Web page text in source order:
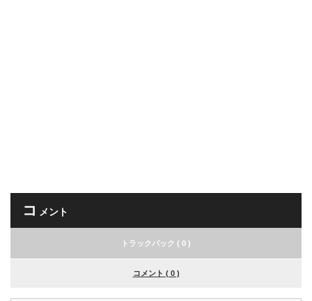
コ メント
トラックバック ( 0 )
コメント ( 0 )